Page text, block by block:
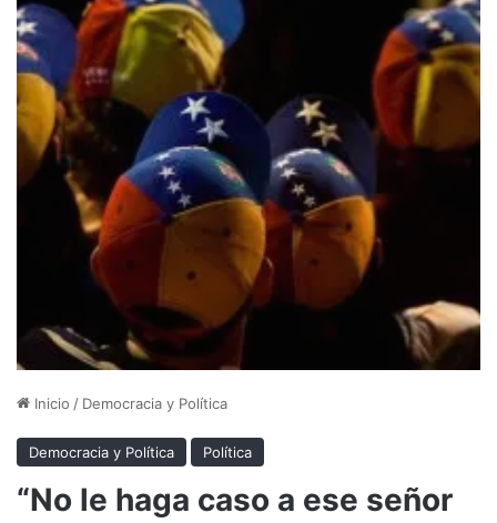
Inicio / Democracia y Política
Democracia y Política Política
“No le haga caso a ese señor